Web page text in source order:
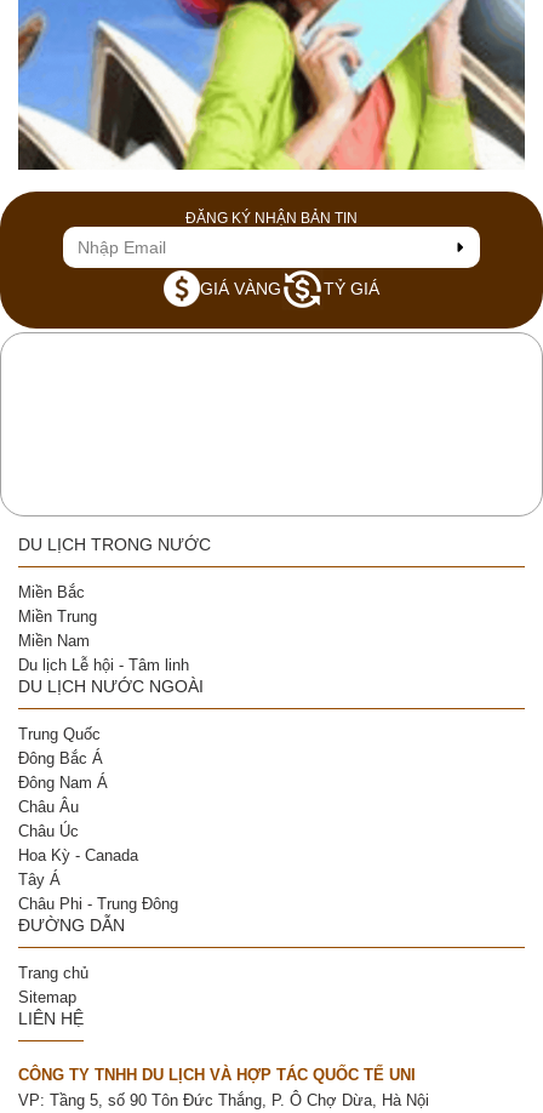
ĐĂNG KÝ NHẬN BẢN TIN
GIÁ VÀNG TỶ GIÁ
DU LỊCH TRONG NƯỚC
Miền Bắc
Miền Trung
Miền Nam
Du lịch Lễ hội - Tâm linh
DU LỊCH NƯỚC NGOÀI
Trung Quốc
Đông Bắc Á
Đông Nam Á
Châu Âu
Châu Úc
Hoa Kỳ - Canada
Tây Á
Châu Phi - Trung Đông
ĐƯỜNG DẪN
Trang chủ
Sitemap
LIÊN HỆ
CÔNG TY TNHH DU LỊCH VÀ HỢP TÁC QUỐC TẾ UNI
VP: Tầng 5, số 90 Tôn Đức Thắng, P. Ô Chợ Dừa, Hà Nội